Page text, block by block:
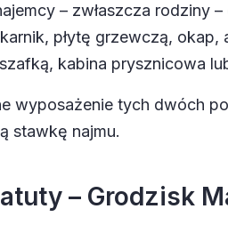
– zwłaszcza
płytę grzewczą,
kabina prysznicowa
wyposażenie tych dwóch
stawkę najmu.
– Grodzisk